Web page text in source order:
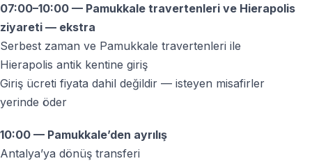
Balon uçuşu için ne giymeliyim?
Rahat kıyafetler ve kapalı ayakkabı önerilir — sabah
07:00–10:00 — Pamukkale travertenleri ve Hierapolis
ziyareti — ekstra
Serbest zaman ve Pamukkale travertenleri ile
Hierapolis antik kentine giriş
Giriş ücreti fiyata dahil değildir — isteyen misafirler
yerinde öder
10:00 — Pamukkale’den ayrılış
Antalya’ya dönüş transferi